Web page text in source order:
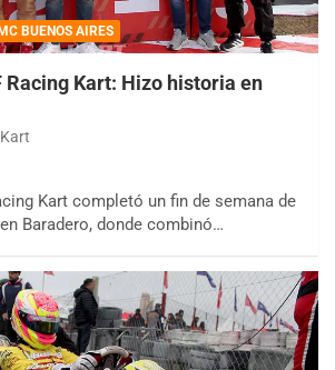
BUENOS AIRES
Racing Kart: Hizo historia en
Kart completó un fin de semana de
Baradero, donde combinó…